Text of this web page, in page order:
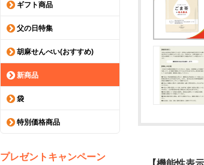
ギフト商品
父の日特集
胡麻せんべい(おすすめ)
新商品
袋
特別価格商品
プレゼントキャンペーン